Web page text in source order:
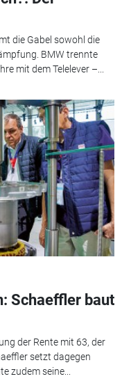
die Gabel sowohl die
BMW trennte
mit dem Telelever –...
Schaeffler baut
der Rente mit 63, der
setzt dagegen
zudem seine...